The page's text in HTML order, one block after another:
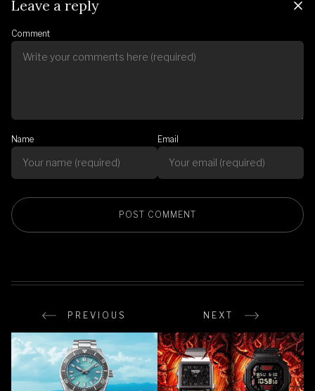
Leave a reply
Comment
Name Email
PREVIOUS NEXT